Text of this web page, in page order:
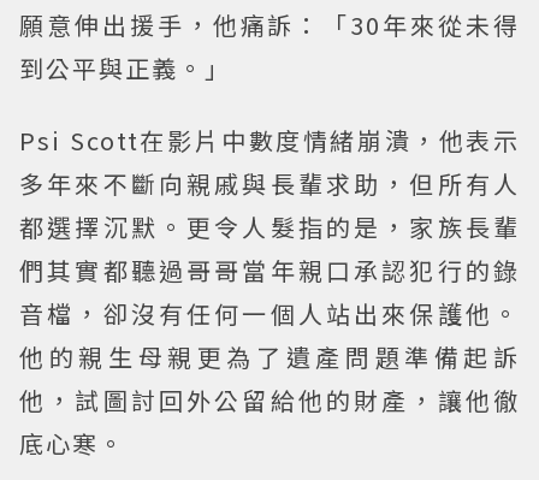
願意伸出援手，他痛訴：「30年來從未得
到公平與正義。」
Psi Scott在影片中數度情緒崩潰，他表示
多年來不斷向親戚與長輩求助，但所有人
都選擇沉默。更令人髮指的是，家族長輩
們其實都聽過哥哥當年親口承認犯行的錄
音檔，卻沒有任何一個人站出來保護他。
他的親生母親更為了遺產問題準備起訴
他，試圖討回外公留給他的財產，讓他徹
底心寒。